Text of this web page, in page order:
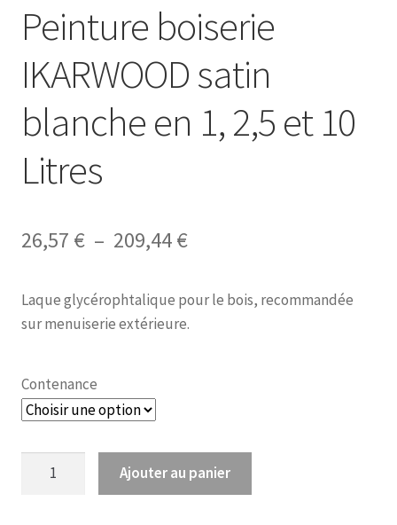
Peinture boiserie
IKARWOOD satin
blanche en 1, 2,5 et 10
Litres
26,57 € – 209,44€Plage
prix :
Laque glycérophtalique pour le bois, recommandée
sur menuiserie extérieure.
Contenance
quantité
Ajouter au panier